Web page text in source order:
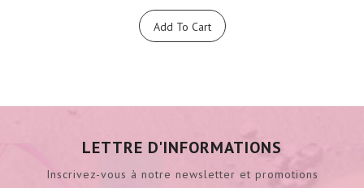
Add To Cart
LETTRE D'INFORMATIONS
Inscrivez-vous à notre newsletter et promotions